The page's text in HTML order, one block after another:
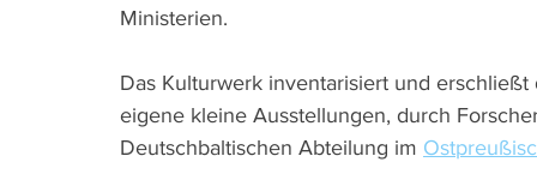
Ministerien.
Das Kulturwerk inventarisiert und
eigene kleine Ausstellungen, durch
Deutschbaltischen Abteilung im